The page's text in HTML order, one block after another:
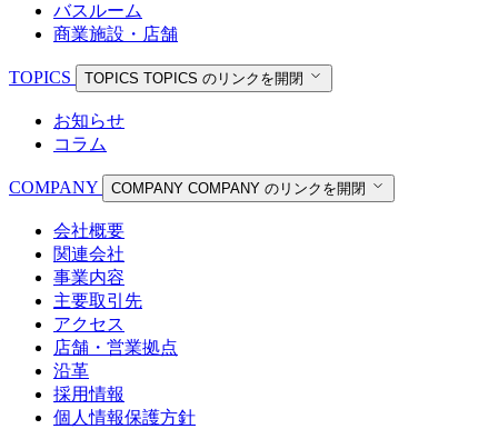
バスルーム
商業施設・店舗
TOPICS TOPICS TOPICS のリンクを開閉
お知らせ
コラム
COMPANY COMPANY COMPANY のリンクを開閉
会社概要
関連会社
事業内容
主要取引先
アクセス
店舗・営業拠点
沿革
採用情報
個人情報保護方針